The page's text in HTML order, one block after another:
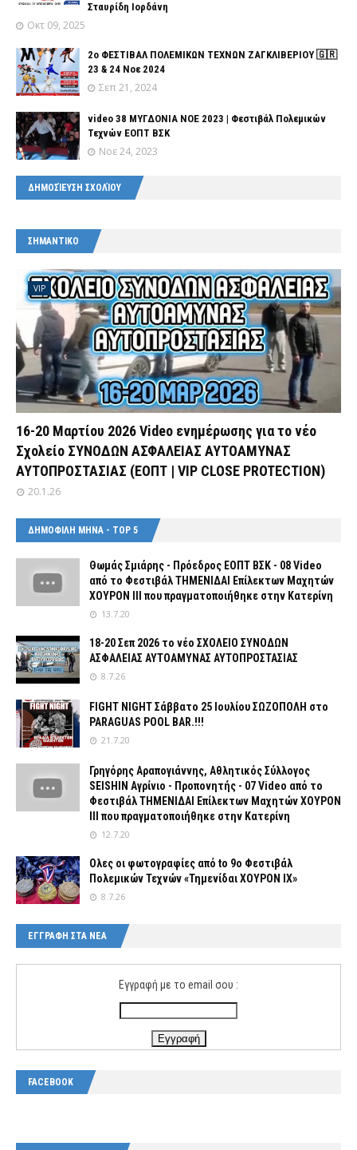
Σταυρίδη Ιορδάνη
Οκτ 09, 2025
2o ΦΕΣΤΙΒΑΛ ΠΟΛΕΜΙΚΩΝ ΤΕΧΝΩΝ ΖΑΓΚΛΙΒΕΡΙΟΥ 🇬🇷
23 & 24 Νοε 2024
Σεπ 21, 2024
video 38 ΜΥΓΔΟΝΙΑ ΝΟΕ 2023 | Φεστιβάλ Πολεμικών
Τεχνών ΕΟΠΤ ΒΣΚ
Νοε 24, 2023
ΔΗΜΟΣΊΕΥΣΗ ΣΧΟΛΊΟΥ
ΣΗΜΑΝΤΙΚΟ
VIP
16-20 Μαρτίου 2026 Video ενημέρωσης για το νέο
Σχολείο ΣΥΝΟΔΩΝ ΑΣΦΑΛΕΙΑΣ ΑΥΤΟΑΜΥΝΑΣ
ΑΥΤΟΠΡΟΣΤΑΣΙΑΣ (ΕΟΠΤ | VIP CLOSE PROTECTION)
20.1.26
ΔΗΜΟΦΙΛΗ ΜΗΝΑ - TOP 5
Θωμάς Σμιάρης - Πρόεδρος ΕΟΠΤ ΒΣΚ - 08 Video
από το Φεστιβάλ ΤΗΜΕΝΙΔΑΙ Επίλεκτων Μαχητών
ΧΟΥΡΟΝ ΙΙΙ που πραγματοποιήθηκε στην Κατερίνη
13.7.20
18-20 Σεπ 2026 το νέο ΣΧΟΛΕΙΟ ΣΥΝΟΔΩΝ
ΑΣΦΑΛΕΙΑΣ ΑΥΤΟΑΜΥΝΑΣ ΑΥΤΟΠΡΟΣΤΑΣΙΑΣ
8.7.26
FIGHT NIGHT Σάββατο 25 Ιουλίου ΣΩΖΟΠΟΛΗ στο
PARAGUAS POOL BAR.!!!
21.7.20
Γρηγόρης Αραπογιάννης, Αθλητικός Σύλλογος
SEISHIN Αγρίνιο - Προπονητής - 07 Video από το
Φεστιβάλ ΤΗΜΕΝΙΔΑΙ Επίλεκτων Μαχητών ΧΟΥΡΟΝ
ΙΙΙ που πραγματοποιήθηκε στην Κατερίνη
12.7.20
Ολες οι φωτογραφίες από tο 9ο Φεστιβάλ
Πολεμικών Τεχνών «Τημενίδαι ΧΟΥΡΟΝ ΙΧ»
8.7.26
ΕΓΓΡΑΦΗ ΣΤΑ ΝΕΑ
Εγγραφή με το email σου :
FACEBOOK